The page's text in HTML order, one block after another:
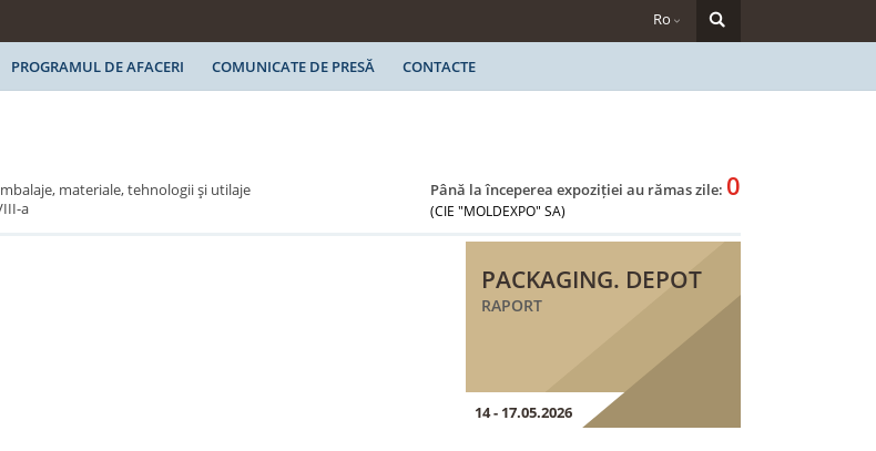
Ro
PROGRAMUL DE AFACERI COMUNICATE DE PRESĂ CONTACTE
materiale, tehnologii şi utilaje
a
Până la începerea expoziției au rămas zile: 0
(CIE "MOLDEXPO" SA)
PACKAGING. DEPOT
RAPORT
14 - 17.05.2026